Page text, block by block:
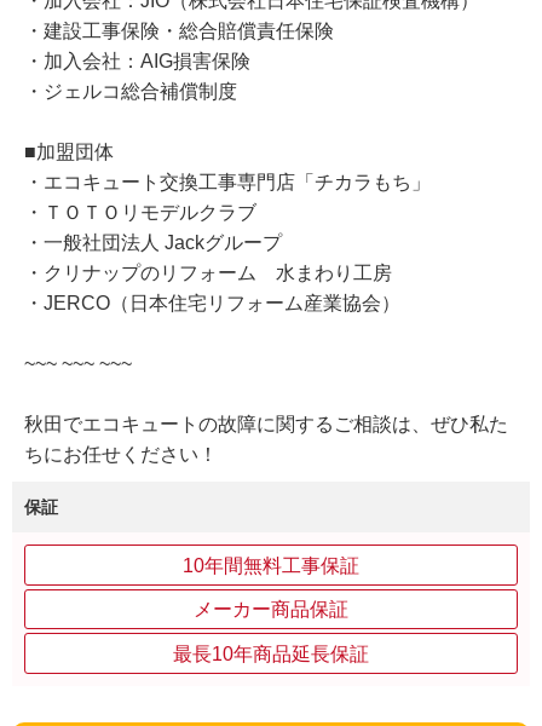
・建設工事保険・総合賠償責任保険
・加入会社：AIG損害保険
・ジェルコ総合補償制度
■加盟団体
・エコキュート交換工事専門店「チカラもち」
・ＴＯＴＯリモデルクラブ
・一般社団法人 Jackグループ
・クリナップのリフォーム 水まわり工房
・JERCO（日本住宅リフォーム産業協会）
~~~ ~~~ ~~~
秋田でエコキュートの故障に関するご相談は、ぜひ私た
ちにお任せください！
保証
10年間無料工事保証
メーカー商品保証
最長10年商品延長保証